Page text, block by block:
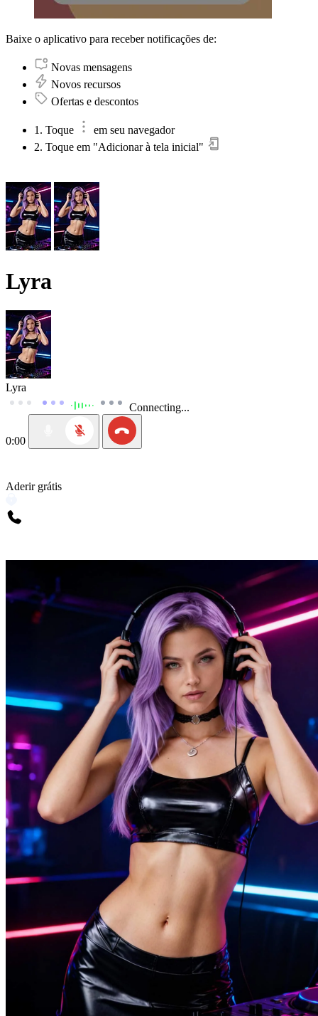
Baixe o aplicativo para receber notificações de:
Novas mensagens
Novos recursos
Ofertas e descontos
1. Toque
em seu navegador
2. Toque em "Adicionar à tela inicial"
Lyra
Lyra
Connecting...
0:00
Aderir grátis